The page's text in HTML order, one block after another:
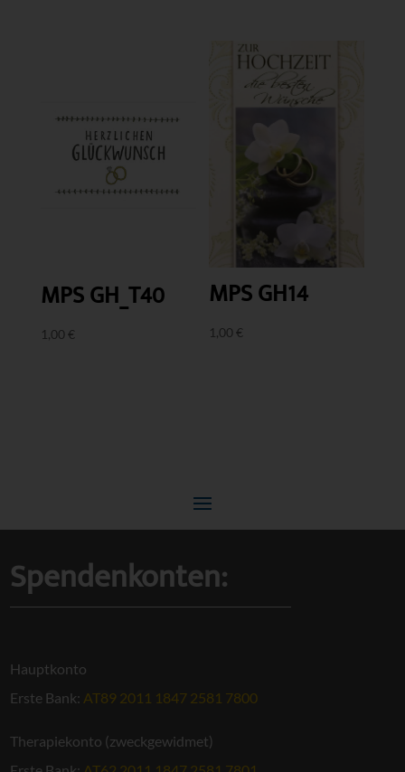
MPS GH_T40
1,00 €
MPS GH14
1,00 €
Spendenkonten:
Hauptkonto
Erste Bank: AT89 2011 1847 2581 7800
Therapiekonto (zweckgewidmet)